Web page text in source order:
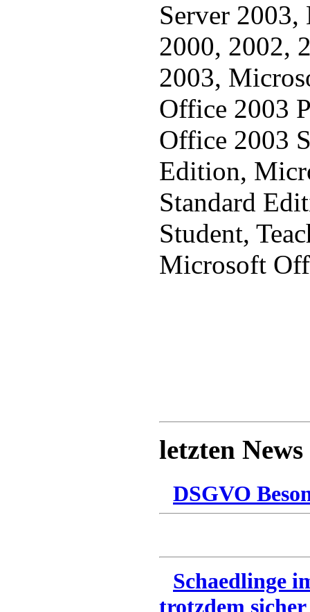
Server
2000, 2002,
2003,
Office 2003
Office 2003
Edition,
Standard
Student,
Microsoft
letzten News
DSGVO
Schaedlinge
trotzdem